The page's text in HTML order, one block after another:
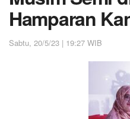
Hamparan
Sabtu, 20/5/23 | 19:27 WIB